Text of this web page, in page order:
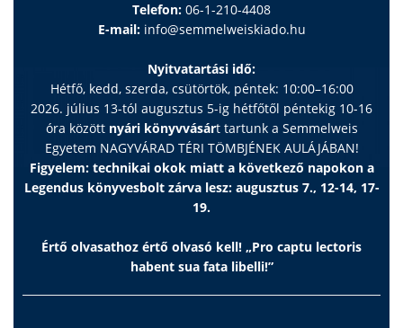
Telefon: 06-1-210-4408
E-mail: info@semmelweiskiado.hu
Nyitvatartási idő:
Hétfő, kedd, szerda, csütörtök, péntek: 10:00–16:00
2026. július 13-tól augusztus 5-ig hétfőtől péntekig 10-16
óra között nyári könyvvásárt tartunk a Semmelweis
Egyetem NAGYVÁRAD TÉRI TÖMBJÉNEK AULÁJÁBAN!
Figyelem: technikai okok miatt a következő napokon a
Legendus könyvesbolt zárva lesz: augusztus 7., 12-14, 17-
19.
Értő olvasathoz értő olvasó kell! „Pro captu lectoris
habent sua fata libelli!”